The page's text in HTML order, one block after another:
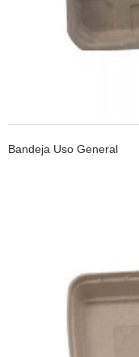
Bandeja Uso General